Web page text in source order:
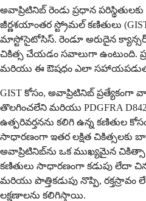
అవాప్రిటినిబ్ రెండు ప్రధాన
జీర్ణశయాంతర స్ట్రోమల్ కణితులు
మాస్టోసైటోసిస్. రెండూ అరుదైన
చికిత్స చేయడం సవాలుగా ఉంటుంది.
మరియు ఈ ఔషధం ఎలా
GIST కోసం, అవాప్రిటినిబ్ ప్రత్యేకంగా
తొలగించలేని మరియు PDGFRA
ఉత్పరివర్తనను కలిగి ఉన్న కణితుల
సాధారణంగా ఇతర లక్షిత చికిత్సలకు
అవాప్రిటినిబ్‌ను ఒక ముఖ్యమైన చికిత్సా
కణితులు సాధారణంగా కడుపు లేదా
మరియు పొత్తికడుపు నొప్పి,
లక్షణాలను కలిగిస్తాయి.